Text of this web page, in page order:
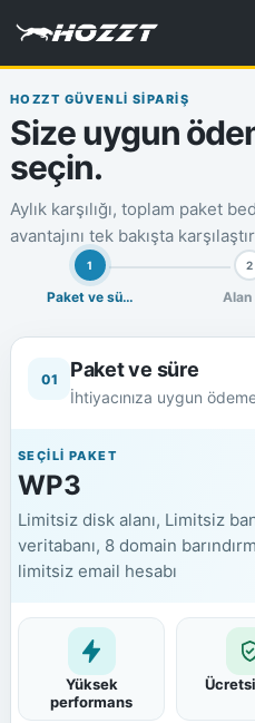
HOZZT GÜVENLİ SİPARİŞ
Size uygun
seçin.
Aylık karşılığı, toplam paket
avantajını tek bakışta
1
Paket ve süre
2
Alan
01 Paket ve süre
İhtiyacınıza uygun
SEÇİLİ PAKET
WP3
Limitsiz disk alanı, Limitsiz
veritabanı, 8 domain
limitsiz email hesabı
Yüksek
performans